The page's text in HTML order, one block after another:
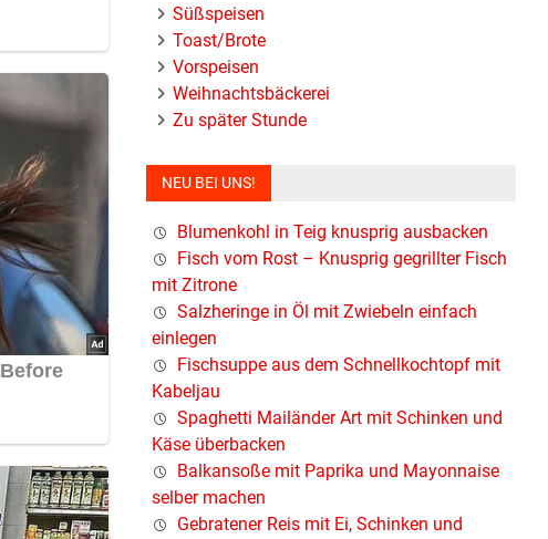
Süßspeisen
Toast/Brote
Vorspeisen
Weihnachtsbäckerei
Zu später Stunde
NEU BEI UNS!
Blumenkohl in Teig knusprig ausbacken
Fisch vom Rost – Knusprig gegrillter Fisch
mit Zitrone
Salzheringe in Öl mit Zwiebeln einfach
einlegen
Fischsuppe aus dem Schnellkochtopf mit
Kabeljau
Spaghetti Mailänder Art mit Schinken und
Käse überbacken
Balkansoße mit Paprika und Mayonnaise
selber machen
Gebratener Reis mit Ei, Schinken und